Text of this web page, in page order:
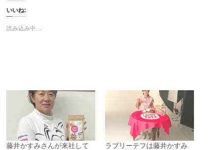
いいね:
読み込み中…
藤井かすみさんが来社して
ラブリーテフは藤井かすみ